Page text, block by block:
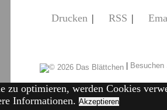
Drucken | RSS |
|
zu optimieren, werden Cookies
Informationen. Akzeptieren